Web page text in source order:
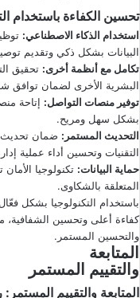
تحسين الكفاءة باستخدام
استخدام الذكاء الاصطناعي:
البيانات بشكل ذكي وتقديم
تكامل مع أنظمة أخرى: تحقيق
البشرية الأخرى لضمان توافق
توفير منصات التواصل: إتاحة
بشكل سهل ومريح.
التحديث المستمر : ضمان تحديث
التقنيات وتحسين أداء عملية
حماية البيانات: تكنولوجيا
المتعلقة بالشكاوى.
باستخدام التكنولوجيا بشكل
كفاءة أعلى وتحسين الشفافية،
والتحسين المستمر.
المتابعة
والتقييم المستمر
المتابعة والتقييم المستمر :